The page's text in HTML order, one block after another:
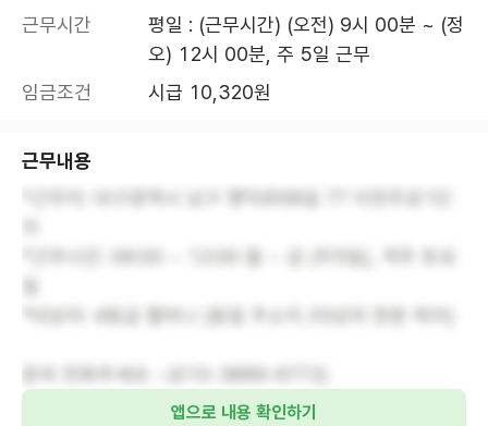
근무시간
평일 : (근무시간) (오전) 9시 00분 ~ (정
오) 12시 00분, 주 5일 근무
임금조건
시급 10,320원
근무내용
앱으로 내용 확인하기